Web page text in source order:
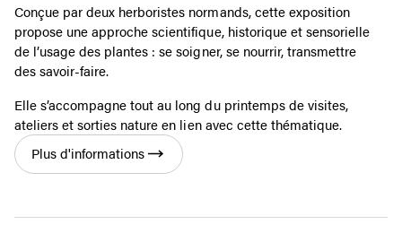
Conçue par deux herboristes normands, cette exposition
propose une approche scientifique, historique et sensorielle
de l’usage des plantes : se soigner, se nourrir, transmettre
des savoir-faire.
Elle s’accompagne tout au long du printemps de visites,
ateliers et sorties nature en lien avec cette thématique.
Plus d'informations